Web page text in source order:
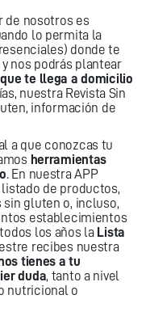
de nosotros es
lo permita la
donde te
nos podrás plantear
te llega a domicilio
nuestra Revista Sin
información de
a que conozcas tu
herramientas
. En nuestraAPP
de productos,
gluten o, incluso,
establecimientos
los años la Lista
recibes nuestra
tienes a tu
duda, tanto a nivel
nutricional o